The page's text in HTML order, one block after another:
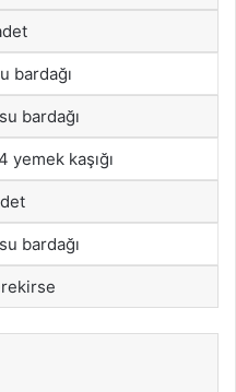
bardağı
bardağı
yemek kaşığı
bardağı